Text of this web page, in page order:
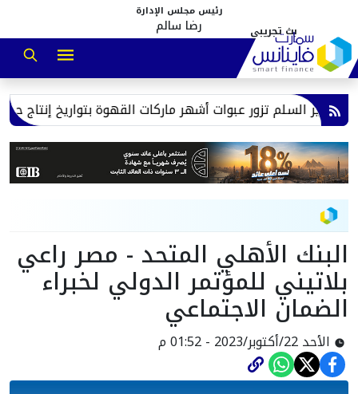
رئيس مجلس الإدارة
رضا سالم
بير السلم تزور عبوات أشهر ماركات القهوة بتواريخ إنتاج حديثة
البنك الأهلي المتحد - مصر راعي
بلاتيني للمؤتمر الدولي لخبراء
الضمان الاجتماعي
الأحد 22/أكتوبر/2023 - 01:52 م